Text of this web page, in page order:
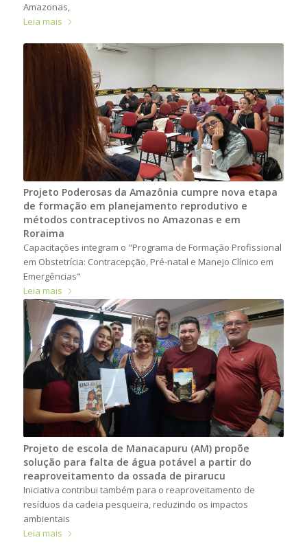
Amazonas,
Leia mais
Projeto Poderosas da Amazônia cumpre nova etapa
de formação em planejamento reprodutivo e
métodos contraceptivos no Amazonas e em
Roraima
Capacitações integram o "Programa de Formação Profissional
em Obstetrícia: Contracepção, Pré-natal e Manejo Clínico em
Emergências"
Leia mais
Projeto de escola de Manacapuru (AM) propõe
solução para falta de água potável a partir do
reaproveitamento da ossada de pirarucu
Iniciativa contribui também para o reaproveitamento de
resíduos da cadeia pesqueira, reduzindo os impactos
ambientais
Leia mais